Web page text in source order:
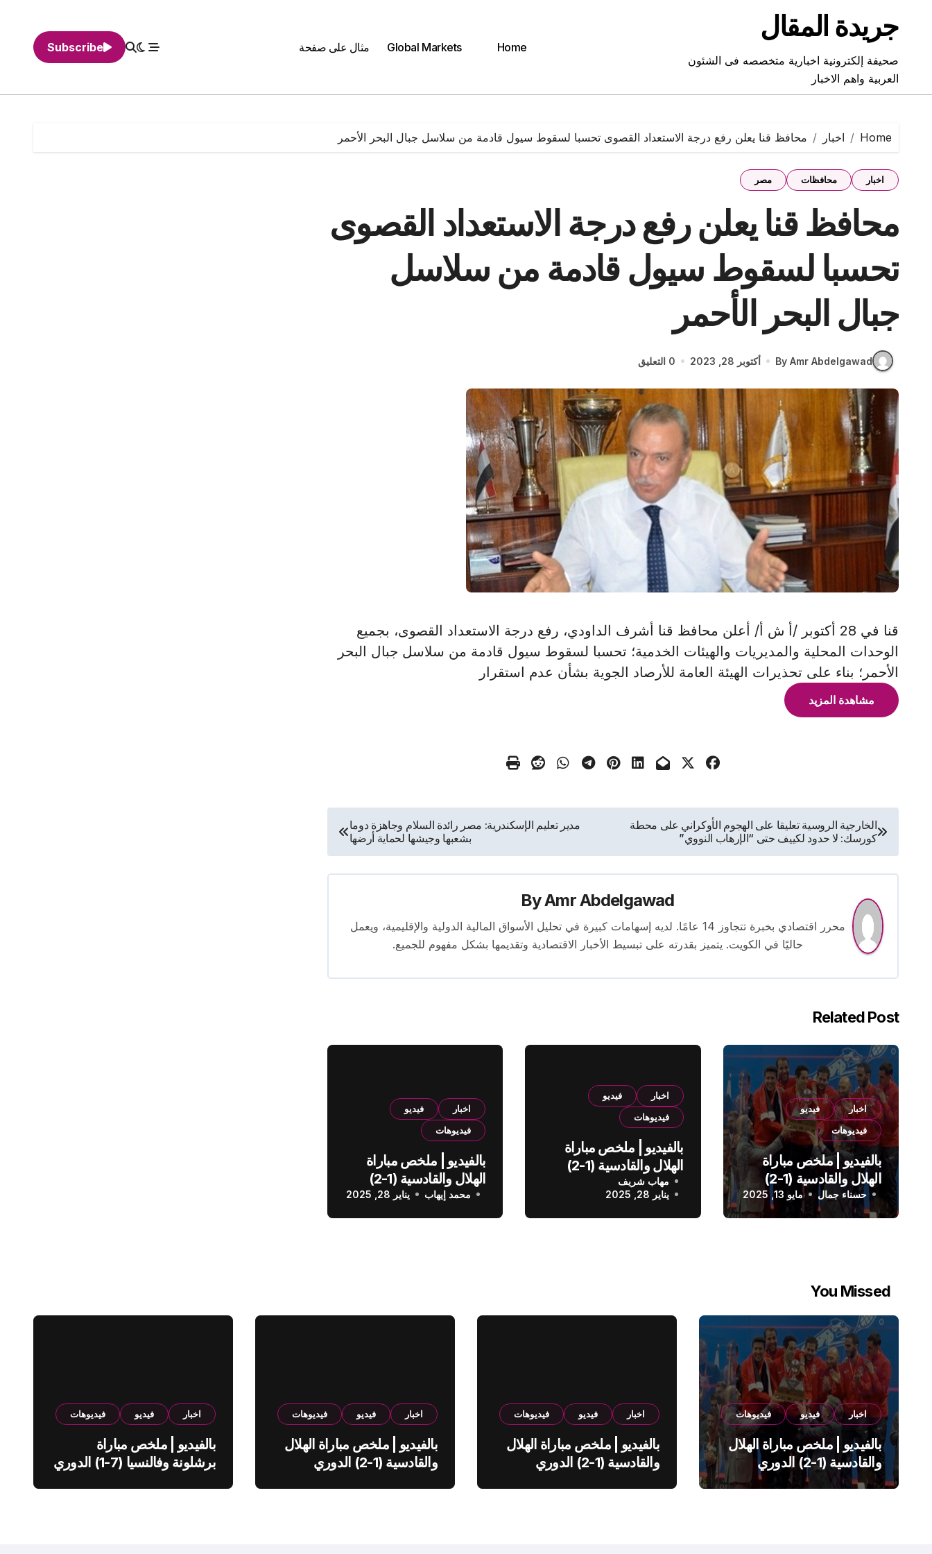
contentجريدة المقال
صحيفة إلكترونية اخبارية متخصصه فى الشئون
العربية واهم الاخبار
Home
Global Markets مثال على صفحة Subscribe
Home اخبار محافظ قنا يعلن رفع درجة الاستعداد القصوى تحسبا لسقوط سيول قادمة من سلاسل جبال البحر الأحمر
اخبار محافظات مصر
محافظ قنا يعلن رفع درجة الاستعداد القصوى
تحسبا لسقوط سيول قادمة من سلاسل
جبال البحر الأحمر
By Amr Abdelgawad أكتوبر 28, 2023 0 التعليق
قنا في 28 أكتوبر /أ ش أ/ أعلن محافظ قنا أشرف الداودي، رفع درجة الاستعداد القصوى، بجميع
الوحدات المحلية والمديريات والهيئات الخدمية؛ تحسبا لسقوط سيول قادمة من سلاسل جبال البحر
الأحمر؛ بناء على تحذيرات الهيئة العامة للأرصاد الجوية بشأن عدم استقرار
مشاهدة المزيد
تصفّح
المقالات
الخارجية الروسية تعليقا على الهجوم الأوكراني على محطة
كورسك: لا حدود لكييف حتى “الإرهاب النووي”
مدير تعليم الإسكندرية: مصر رائدة السلام وجاهزة دوما
بشعبها وجيشها لحماية أرضها
ByAmr Abdelgawad
محرر اقتصادي بخبرة تتجاوز 14 عامًا. لديه إسهامات كبيرة في تحليل الأسواق المالية الدولية والإقليمية، ويعمل
حاليًا في الكويت. يتميز بقدرته على تبسيط الأخبار الاقتصادية وتقديمها بشكل مفهوم للجميع.
Related Post
اخبار
فيديو
فيديوهات
بالفيديو | ملخص مباراة
الهلال والقادسية (1-2)
الدوري السعودي
حسناء جمال مايو 13, 2025
اخبار
فيديو
فيديوهات
بالفيديو | ملخص مباراة
الهلال والقادسية (1-2)
الدوري السعودي
مهاب شريف
يناير 28, 2025
اخبار
فيديو
فيديوهات
بالفيديو | ملخص مباراة
الهلال والقادسية (1-2)
الدوري السعودي
محمد إيهاب يناير 28, 2025
You Missed
اخبار فيديو فيديوهات
بالفيديو | ملخص مباراة الهلال
والقادسية (1-2) الدوري
السعودي
اخبار فيديو فيديوهات
بالفيديو | ملخص مباراة الهلال
والقادسية (1-2) الدوري
اخبار فيديو فيديوهات
بالفيديو | ملخص مباراة الهلال
والقادسية (1-2) الدوري
اخبار فيديو فيديوهات
بالفيديو | ملخص مباراة
برشلونة وفالنسيا (7-1) الدوري